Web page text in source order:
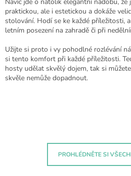
praktickou, ale i estetickou a dokáže
stolování. Hodí se ke každé příležitosti,
letním posezení na zahradě či při
Užijte si proto i vy pohodlné rozlévání
si tento komfort při každé příležitosti.
hosty udělat skvělý dojem, tak si
skvěle nemůže dopadnout.
PROHLÉDNĚTE SI